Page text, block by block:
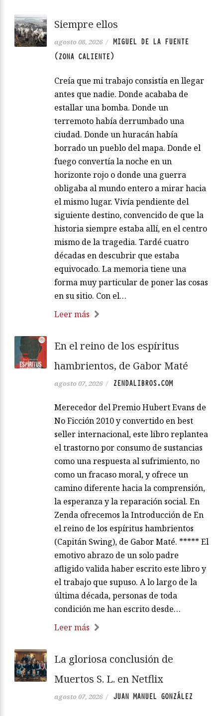
Siempre ellos
agosto 08, 2026 / MIGUEL DE LA FUENTE
(ZONA CALIENTE)
Creía que mi trabajo consistía en llegar
antes que nadie. Donde acababa de
estallar una bomba. Donde un
terremoto había derrumbado una
ciudad. Donde un huracán había
borrado un pueblo del mapa. Donde el
fuego convertía la noche en un
horizonte rojo o donde una guerra
obligaba al mundo entero a mirar hacia
el mismo lugar. Vivía pendiente del
siguiente destino, convencido de que la
historia siempre estaba allí, en el centro
mismo de la tragedia. Tardé cuatro
décadas en descubrir que estaba
equivocado. La memoria tiene una
forma muy particular de poner las cosas
en su sitio. Con el…
Leer más
En el reino de los espíritus
hambrientos, de Gabor Maté
agosto 07, 2026 / ZENDALIBROS.COM
Merecedor del Premio Hubert Evans de
No Ficción 2010 y convertido en best
seller internacional, este libro replantea
el trastorno por consumo de sustancias
como una respuesta al sufrimiento, no
como un fracaso moral, y ofrece un
camino diferente hacia la comprensión,
la esperanza y la reparación social. En
Zenda ofrecemos la Introducción de En
el reino de los espíritus hambrientos
(Capitán Swing), de Gabor Maté. ***** El
emotivo abrazo de un solo padre
afligido valida haber escrito este libro y
el trabajo que supuso. A lo largo de la
última década, personas de toda
condición me han escrito desde…
Leer más
La gloriosa conclusión de
Muertos S. L. en Netflix
agosto 07, 2026 / JUAN MANUEL GONZÁLEZ